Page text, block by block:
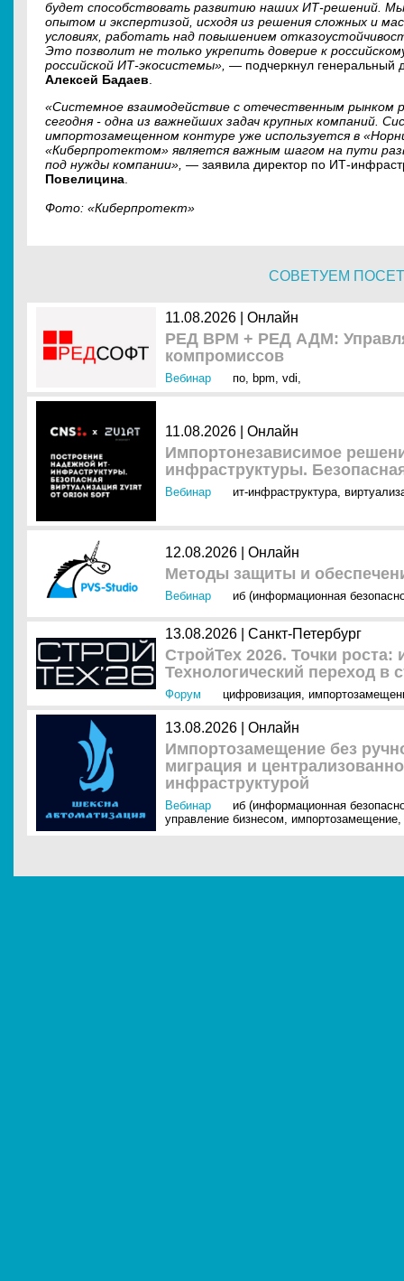
будет способствовать развитию наших ИТ-решений.
опытом и экспертизой, исходя из решения сложных и
условиях, работать над повышением
Это позволит не только укрепить доверие к
российской ИТ-экосистемы», — подчеркнул генеральный
Алексей Бадаев
«Системное взаимодействие с отечественным рынком
сегодня - одна из важнейших задач крупных компаний.
импортозамещенном контуре уже используется в
«Киберпротектом» является важным шагом на пути
под нужды компании», — заявила директор по ИТ-
Повелицина
Фото: «Киберпротект»
СОВЕТУЕМ
11.08.2026 | Онлайн
РЕД ВРМ + РЕД АДМ:
компромиссов
Вебинар по, bpm, vdi,
11.08.2026 | Онлайн
Импортонезависимое
инфраструктуры.
Вебинар ит-инфраструктура,
12.08.2026 | Онлайн
Методы защиты и
Вебинар иб (информационная
13.08.2026 | Санкт-Петербург
СтройТех 2026. Точки
Технологический переход в
Форум цифровизация,
13.08.2026 | Онлайн
Импортозамещение без
миграция и
инфраструктурой
Вебинар
иб (информационная
управление бизнесом, импортозамещение,